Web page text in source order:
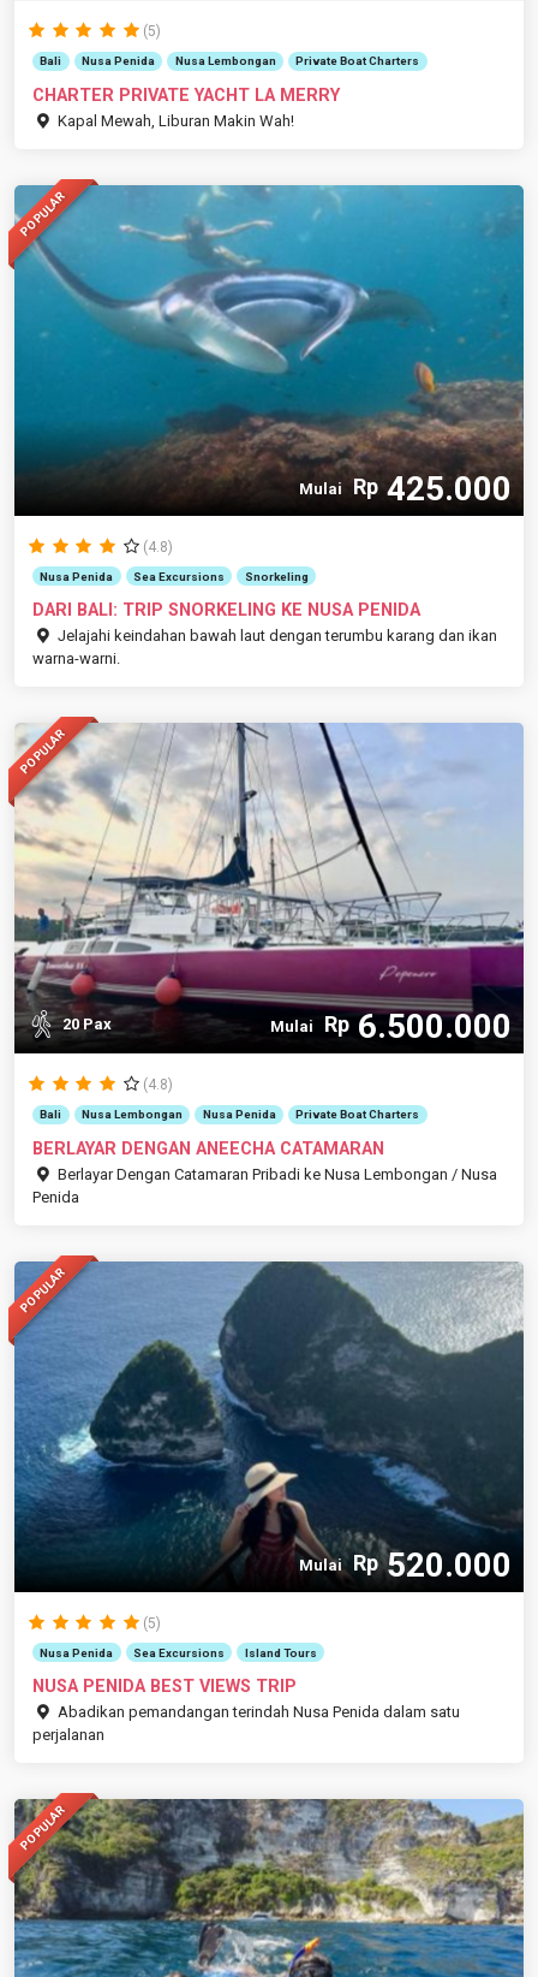
(5)
Bali Nusa Penida Nusa Lembongan Private Boat Charters
CHARTER PRIVATE YACHT LA MERRY
Kapal Mewah, Liburan Makin Wah!
POPULAR
Mulai Rp425.000
(4.8)
Nusa Penida Sea Excursions Snorkeling
DARI BALI: TRIP SNORKELING KE NUSA PENIDA
Jelajahi keindahan bawah laut dengan terumbu karang dan ikan
warna-warni.
POPULAR
20 Pax Mulai Rp 6.500.000
(4.8)
Bali Nusa Lembongan Nusa Penida Private Boat Charters
BERLAYAR DENGAN ANEECHA CATAMARAN
Berlayar Dengan Catamaran Pribadi ke Nusa Lembongan / Nusa
Penida
POPULAR
Mulai Rp520.000
(5)
Nusa Penida Sea Excursions Island Tours
NUSA PENIDA BEST VIEWS TRIP
Abadikan pemandangan terindah Nusa Penida dalam satu
perjalanan
POPULAR